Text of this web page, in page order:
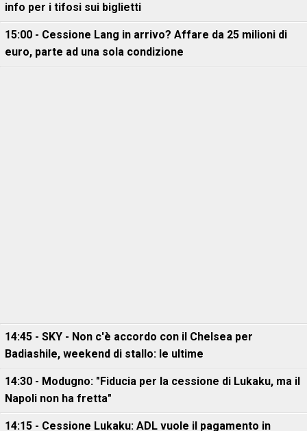
info per i tifosi sui biglietti
15:00 - Cessione Lang in arrivo? Affare da 25 milioni di
euro, parte ad una sola condizione
14:45 - SKY - Non c'è accordo con il Chelsea per
Badiashile, weekend di stallo: le ultime
14:30 - Modugno: "Fiducia per la cessione di Lukaku, ma il
Napoli non ha fretta"
14:15 - Cessione Lukaku: ADL vuole il pagamento in